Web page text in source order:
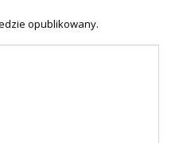
opublikowany.